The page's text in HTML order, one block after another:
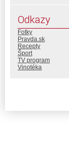
Odkazy
Fotky
Pravda.sk
Recepty
Šport
TV program
Vinotéka